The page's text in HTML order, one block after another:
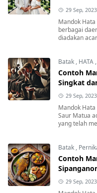
29 Sep, 2023
Mandok
berbagai
diadakan
Batak , HATA ,
Contoh
Singkat
29 Sep, 2023
Mandok
Saur Matua
yang telah
Batak ,
Contoh
29 Sep, 2023